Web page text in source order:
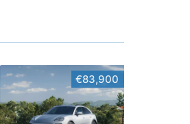
€83,900